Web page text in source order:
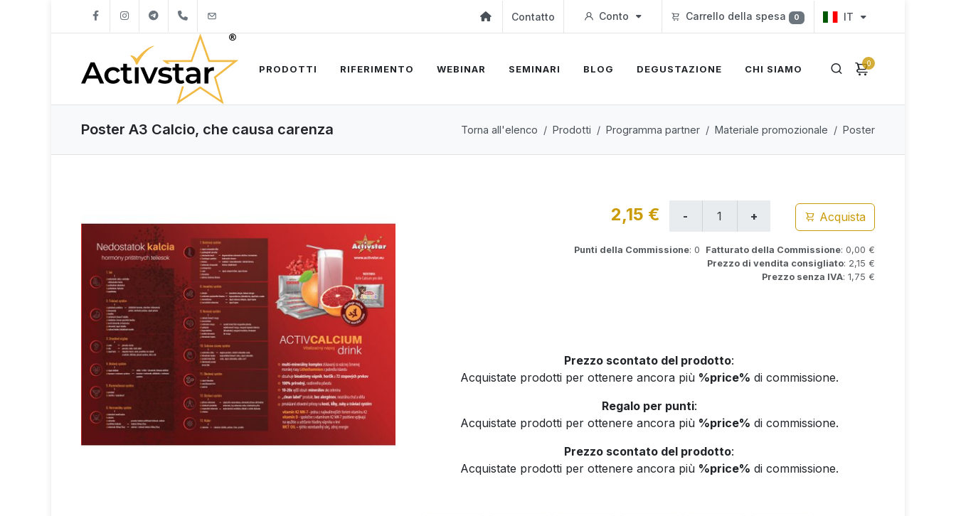
+421904262747 Contatto Conto Carrello della spesa 0 IT
0
PRODOTTI RIFERIMENTO WEBINAR SEMINARI BLOG DEGUSTAZIONE CHI SIAMO
Poster A3 Calcio, che causa carenza Torna all'elenco Prodotti Programma partner Materiale promozionale Poster
2,15 € Acquista
Punti della Commissione: 0 Fatturato della Commissione: 0,00 €
Prezzo di vendita consigliato: 2,15 €
Prezzo senza IVA: 1,75 €
Prezzo scontato del prodotto:
Acquistate prodotti per ottenere ancora più %price% di commissione.
Regalo per punti:
Acquistate prodotti per ottenere ancora più %price% di commissione.
Prezzo scontato del prodotto:
Acquistate prodotti per ottenere ancora più %price% di commissione.